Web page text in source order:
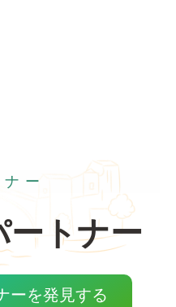
ー
トナー
ーを発見する